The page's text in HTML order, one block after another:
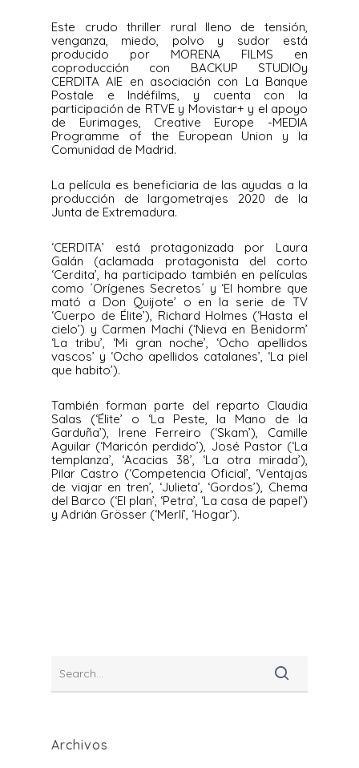
Este crudo thriller rural lleno de tensión,
venganza, miedo, polvo y sudor está
producido por MORENA FILMS en
coproducción con BACKUP STUDIOy
CERDITA AIE en asociación con La Banque
Postale e Indéfilms, y cuenta con la
participación de RTVE y Movistar+ y el apoyo
de Eurimages, Creative Europe -MEDIA
Programme of the European Union y la
Comunidad de Madrid.
La película es beneficiaria de las ayudas a la
producción de largometrajes 2020 de la
Junta de Extremadura.
‘CERDITA’ está protagonizada por Laura
Galán (aclamada protagonista del corto
‘Cerdita’, ha participado también en películas
como ´Orígenes Secretos´ y ‘El hombre que
mató a Don Quijote’ o en la serie de TV
‘Cuerpo de Élite’), Richard Holmes (‘Hasta el
cielo’) y Carmen Machi (‘Nieva en Benidorm’
‘La tribu’, ‘Mi gran noche’, ‘Ocho apellidos
vascos’ y ‘Ocho apellidos catalanes’, ‘La piel
que habito’).
También forman parte del reparto Claudia
Salas (‘Élite’ o ‘La Peste, la Mano de la
Garduña’), Irene Ferreiro (‘Skam’), Camille
Aguilar (‘Maricón perdido’), José Pastor (‘La
templanza’, ‘Acacias 38’, ‘La otra mirada’),
Pilar Castro (‘Competencia Oficial’, ‘Ventajas
de viajar en tren’, ‘Julieta’, ‘Gordos’), Chema
del Barco (‘El plan’, ‘Petra’, ‘La casa de papel’)
y Adrián Grösser (‘Merlí’, ‘Hogar’).
Archivos